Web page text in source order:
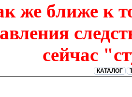
же ближе к
сейчас
КАТАЛОГ